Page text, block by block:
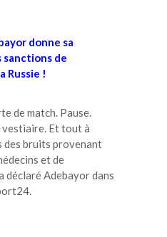
donne sa
sanctions de
Russie !
de match. Pause.
vestiaire. Et tout à
des bruits provenant
et de
déclaré Adebayor dans